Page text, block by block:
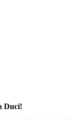
Duci!